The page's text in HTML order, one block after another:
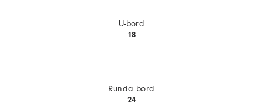
U-bord
18
Runda bord
24